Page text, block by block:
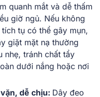
quanh mắt và dễ thấm
giờ ngủ. Nếu không
tụ có thể gây mụn,
giặt mặt nạ thường
nhẹ, tránh chất tẩy
dưới nắng hoặc nơi
dễ chịu: Dây đeo